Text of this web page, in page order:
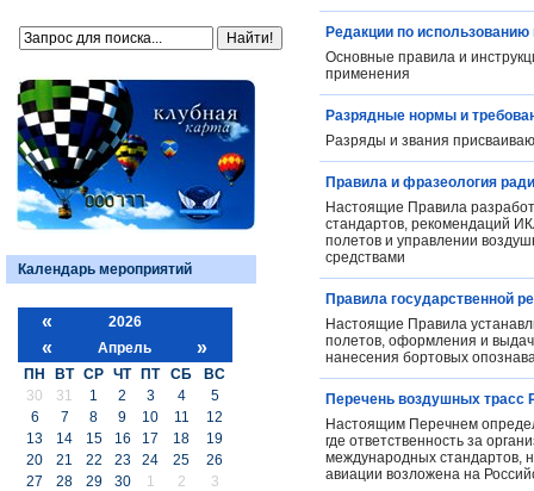
Календарь мероприятий
« 2026
« Апрель »
ПН ВТ СР ЧТ ПТ СБ
ВС
30
31 1 2 3 4
5
6
7 8 9 10 11
12
13
14 15 16 17 18
19
20
21 22 23 24 25
26
27
28 29 30 1 2 3
Редакции по
Основные правила и
применения
Разрядные нормы и
Разряды и звания
Правила и фразеология
Настоящие Правила
стандартов, рекомендаций
полетов и управлении
средствами
Правила государственной
Настоящие Правила
полетов, оформления и
нанесения бортовых
Перечень воздушных трасс
Настоящим Перечнем
где ответственность за
международных стандартов,
авиации возложена на